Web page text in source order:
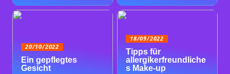
20/10/2022
Ein gepflegtes
Gesicht
18/09/2022
Tipps für
allergikerfreundliche
s Make-up